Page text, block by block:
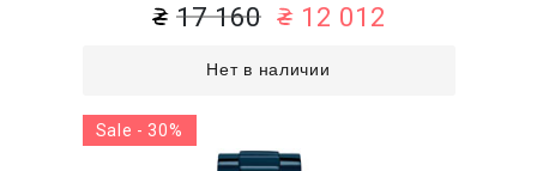
17 160 12 012
Нет в наличии
Sale - 30%